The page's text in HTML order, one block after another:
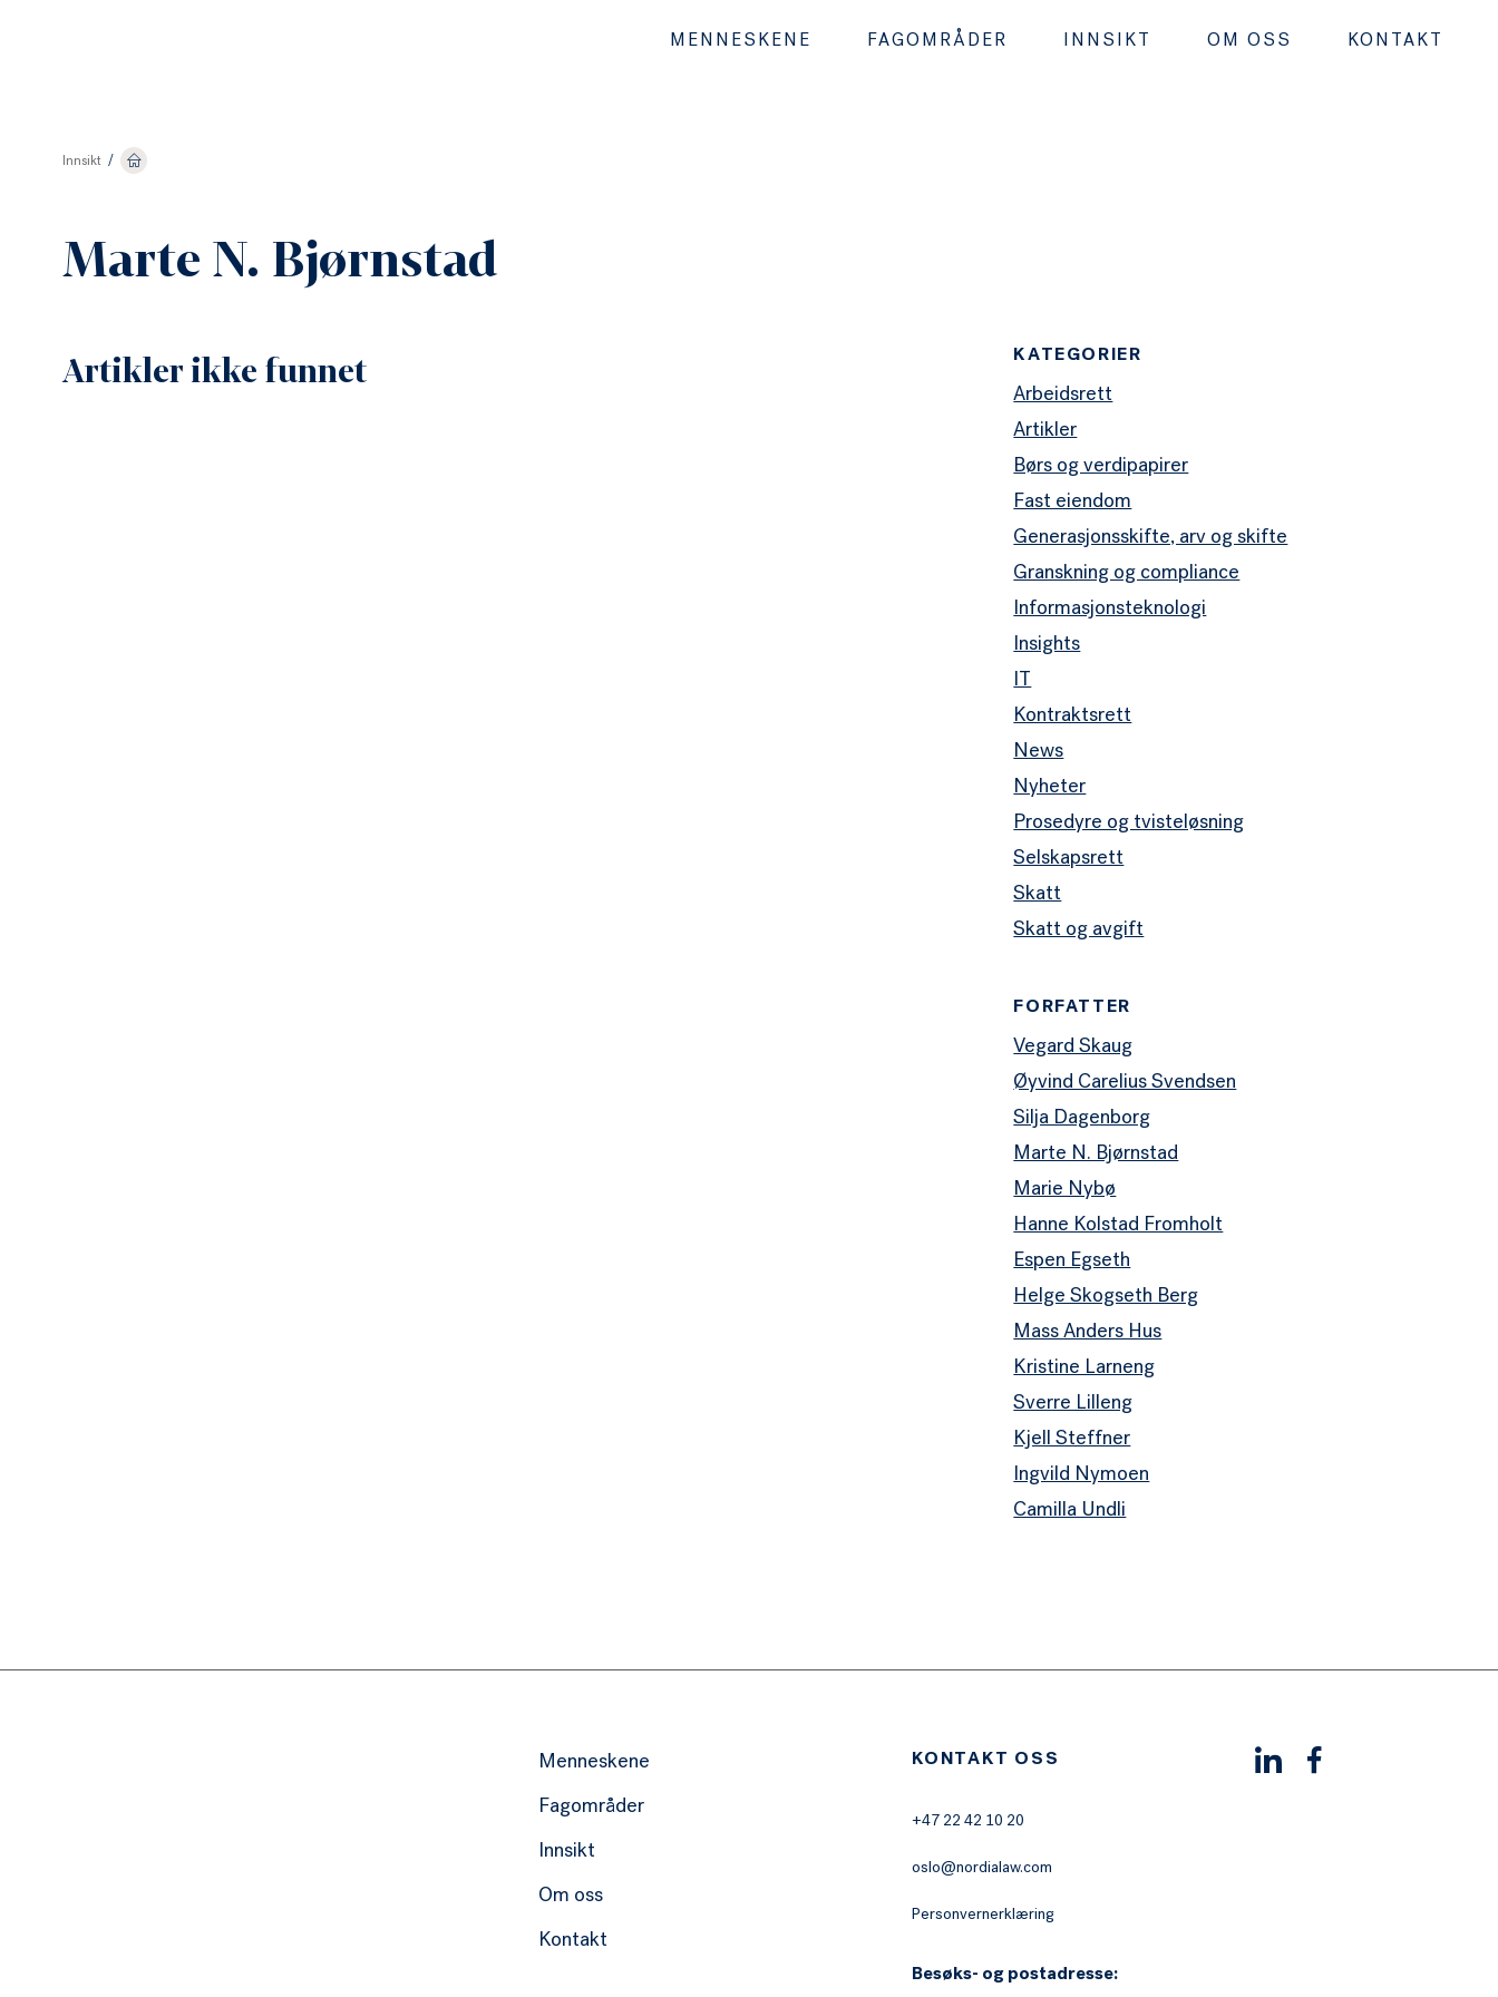
MENNESKENE FAGOMRÅDER INNSIKT OM OSS KONTAKT
Innsikt /
Marte N. Bjørnstad
KATEGORIER
Arbeidsrett
Artikler
Børs og verdipapirer
Fast eiendom
Generasjonsskifte, arv og skifte
Granskning og compliance
Informasjonsteknologi
Insights
IT
Kontraktsrett
News
Nyheter
Prosedyre og tvisteløsning
Selskapsrett
Skatt
Skatt og avgift
FORFATTER
Vegard Skaug
Øyvind Carelius Svendsen
Silja Dagenborg
Marte N. Bjørnstad
Marie Nybø
Hanne Kolstad Fromholt
Espen Egseth
Helge Skogseth Berg
Mass Anders Hus
Kristine Larneng
Sverre Lilleng
Kjell Steffner
Ingvild Nymoen
Camilla Undli
Artikler ikke funnet
Menneskene
Fagområder
Innsikt
Om oss
Kontakt
KONTAKT OSS
+47 22 42 10 20
oslo@nordialaw.com
Personvernerklæring
Besøks- og postadresse: